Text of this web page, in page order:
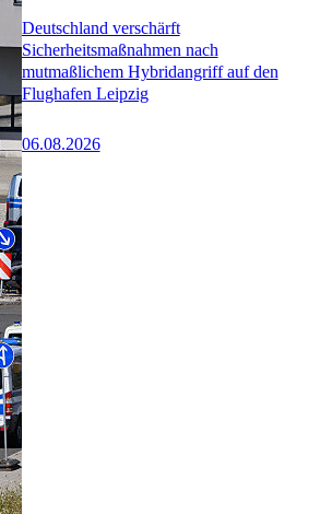
Deutschland verschärft
Sicherheitsmaßnahmen nach
mutmaßlichem Hybridangriff auf den
Flughafen Leipzig
06.08.2026